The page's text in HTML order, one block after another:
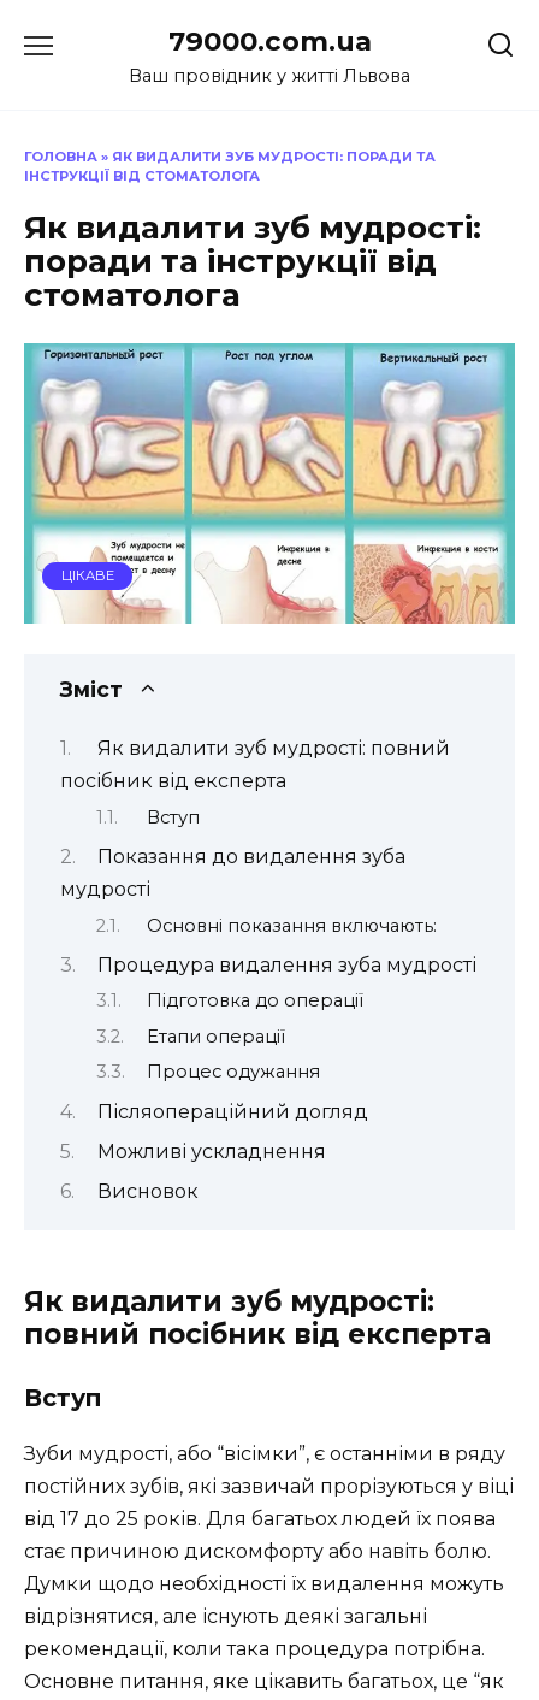
до
79000.com.ua
Ваш провідник у житті Львова
ГОЛОВНА » ЯК ВИДАЛИТИ ЗУБ МУДРОСТІ: ПОРАДИ ТА
ІНСТРУКЦІЇ ВІД СТОМАТОЛОГА
Як видалити зуб мудрості:
поради та інструкції від
стоматолога
ЦІКАВЕ
Зміст
Як видалити зуб мудрості: повний
посібник від експерта
Вступ
Показання до видалення зуба
мудрості
Основні показання включають:
Процедура видалення зуба мудрості
Підготовка до операції
Етапи операції
Процес одужання
Післяопераційний догляд
Можливі ускладнення
Висновок
Як видалити зуб мудрості:
повний посібник від експерта
Вступ
Зуби мудрості, або “вісімки”, є останніми в ряду
постійних зубів, які зазвичай прорізуються у віці
від 17 до 25 років. Для багатьох людей їх поява
стає причиною дискомфорту або навіть болю.
Думки щодо необхідності їх видалення можуть
відрізнятися, але існують деякі загальні
рекомендації, коли така процедура потрібна.
Основне питання, яке цікавить багатьох, це “як